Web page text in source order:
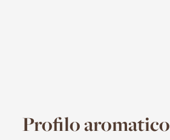
Profilo aromatico